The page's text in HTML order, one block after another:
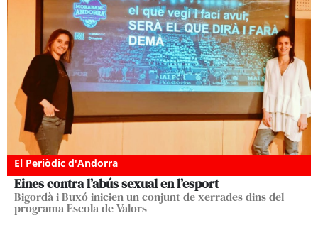
El Periòdic d'Andorra
Eines contra l’abús sexual en l’esport
Bigordà i Buxó inicien un conjunt de xerrades dins del
programa Escola de Valors